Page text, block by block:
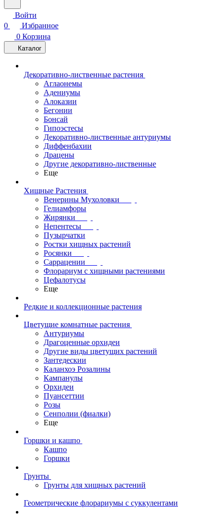
Войти
0
Избранное
0 Корзина
Каталог
Декоративно-лиственные растения
Аглаонемы
Адениумы
Алоказии
Бегонии
Бонсай
Гипоэстесы
Декоративно-лиственные антуриумы
Диффенбахии
Драцены
Другие декоративно-лиственные
Еще
Хищные Растения
Венерины Мухоловки
Гелиамфоры
Жирянки
Непентесы
Пузырчатки
Ростки хищных растений
Росянки
Саррацении
Флорариум с хищными растениями
Цефалотусы
Еще
Редкие и коллекционные растения
Цветущие комнатные растения
Антуриумы
Драгоценные орхидеи
Другие виды цветущих растений
Зантедескии
Каланхоэ Розалины
Кампанулы
Орхидеи
Пуансеттии
Розы
Сенполии (фиалки)
Еще
Горшки и кашпо
Кашпо
Горшки
Грунты
Грунты для хищных растений
Геометрические флорариумы с суккулентами